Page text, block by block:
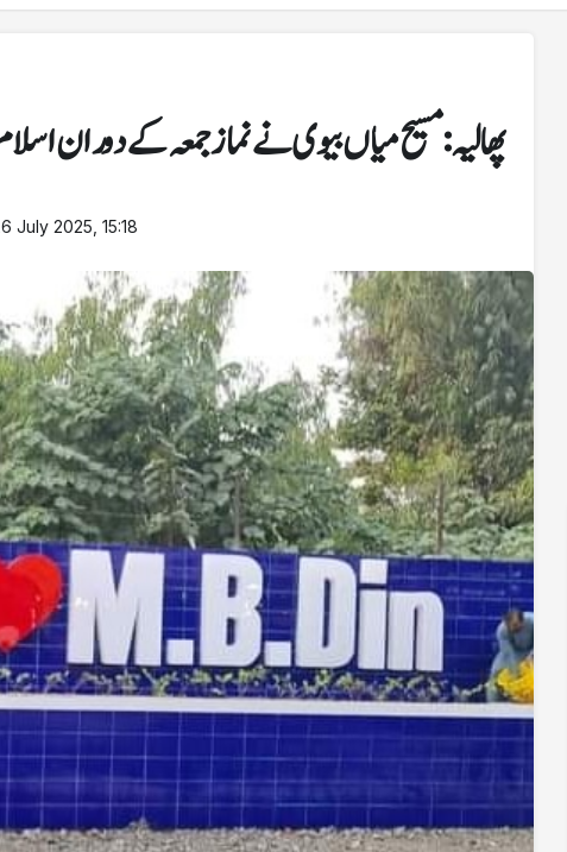
پھالیہ: مسیح میاں بیوی نے نماز جمعہ کے دوران
July 2025, 15:18
کھیل
سرد موسم نے میرا جسم اکڑ
کارکردگی نہیں دکھا سکا:
دنیا بھر سے خبریں
امریکی ویزا پالیسی میں بڑی تبدیلی، پاکستانیوں کو 20 ہزار ڈالر
کی ضمانت سے استثنیٰ